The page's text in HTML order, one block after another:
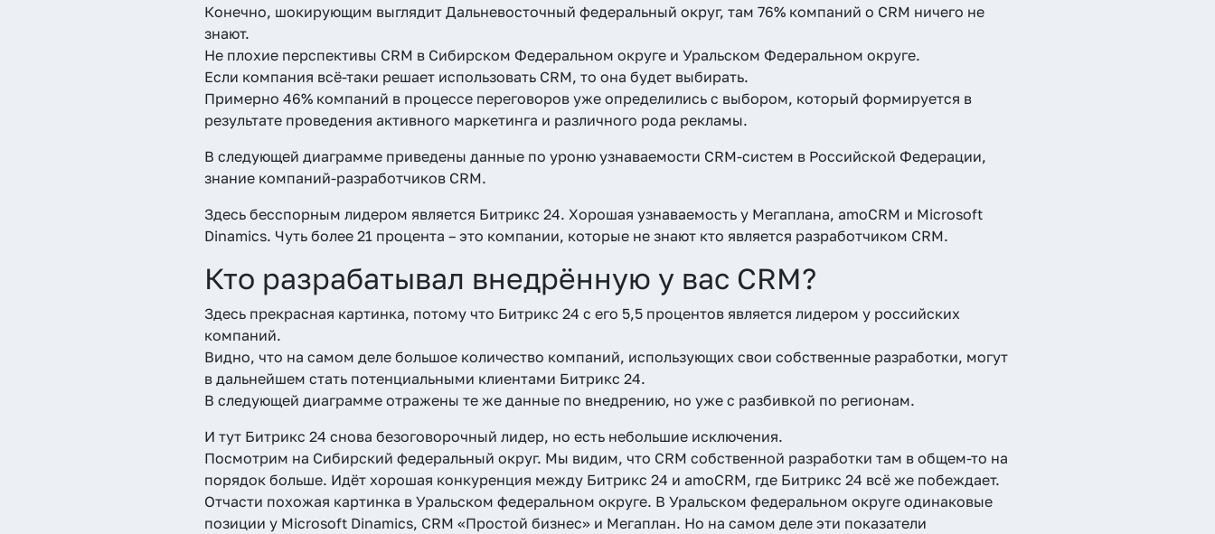
Конечно, шокирующим выглядит Дальневосточный федеральный округ, там 76% компаний о CRM ничего не
знают.
Не плохие перспективы CRM в Сибирском Федеральном округе и Уральском Федеральном округе.
Если компания всё-таки решает использовать CRM, то она будет выбирать.
Примерно 46% компаний в процессе переговоров уже определились с выбором, который формируется в
результате проведения активного маркетинга и различного рода рекламы.
В следующей диаграмме приведены данные по уроню узнаваемости CRM-систем в Российской Федерации,
знание компаний-разработчиков CRM.
Здесь бесспорным лидером является Битрикс 24. Хорошая узнаваемость у Мегаплана, amoCRM и Microsoft
Dinamics. Чуть более 21 процента – это компании, которые не знают кто является разработчиком CRM.
Кто разрабатывал внедрённую у вас CRM?
Здесь прекрасная картинка, потому что Битрикс 24 с его 5,5 процентов является лидером у российских
компаний.
Видно, что на самом деле большое количество компаний, использующих свои собственные разработки, могут
в дальнейшем стать потенциальными клиентами Битрикс 24.
В следующей диаграмме отражены те же данные по внедрению, но уже с разбивкой по регионам.
И тут Битрикс 24 снова безоговорочный лидер, но есть небольшие исключения.
Посмотрим на Сибирский федеральный округ. Мы видим, что CRM собственной разработки там в общем-то на
порядок больше. Идёт хорошая конкуренция между Битрикс 24 и amoCRM, где Битрикс 24 всё же побеждает.
Отчасти похожая картинка в Уральском федеральном округе. В Уральском федеральном округе одинаковые
позиции у Microsoft Dinamics, CRM «Простой бизнес» и Мегаплан. Но на самом деле эти показатели